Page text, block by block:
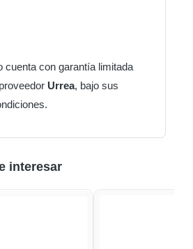
cuenta con garantía limitada
Urrea, bajo sus
interesar